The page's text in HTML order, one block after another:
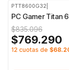
PTT8600G32
PC Gamer Titan
$835.096
$769.290
12 cuotas de